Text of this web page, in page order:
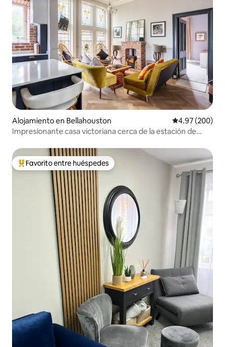
Alojamiento en Bellahouston Calificación
4.97 (200)
Impresionante casa victoriana cerca de la estación de
Favorito entre huéspedes preferido
Favorito entre huéspedes